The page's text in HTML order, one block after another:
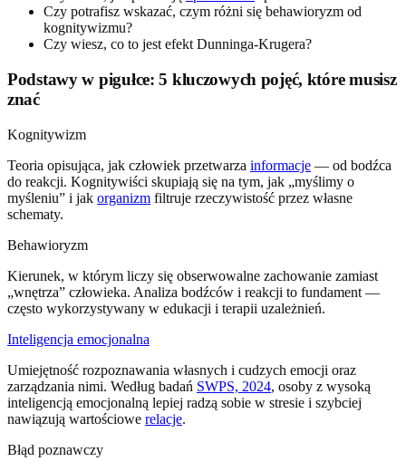
Czy potrafisz wskazać, czym różni się behawioryzm od
kognitywizmu?
Czy wiesz, co to jest efekt Dunninga-Krugera?
Podstawy w pigułce: 5 kluczowych pojęć, które musisz
znać
Kognitywizm
Teoria opisująca, jak człowiek przetwarza informacje — od bodźca
do reakcji. Kognitywiści skupiają się na tym, jak „myślimy o
myśleniu” i jak organizm filtruje rzeczywistość przez własne
schematy.
Behawioryzm
Kierunek, w którym liczy się obserwowalne zachowanie zamiast
„wnętrza” człowieka. Analiza bodźców i reakcji to fundament —
często wykorzystywany w edukacji i terapii uzależnień.
Inteligencja emocjonalna
Umiejętność rozpoznawania własnych i cudzych emocji oraz
zarządzania nimi. Według badań SWPS, 2024, osoby z wysoką
inteligencją emocjonalną lepiej radzą sobie w stresie i szybciej
nawiązują wartościowe relacje.
Błąd poznawczy